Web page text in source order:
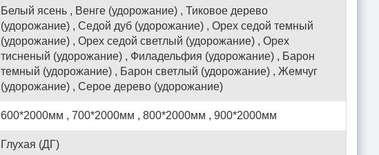
Белый ясень , Венге (удорожание) , Тиковое дерево
(удорожание) , Седой дуб (удорожание) , Орех седой темный
(удорожание) , Орех седой светлый (удорожание) , Орех
тисненый (удорожание) , Филадельфия (удорожание) , Барон
темный (удорожание) , Барон светлый (удорожание) , Жемчуг
(удорожание) , Серое дерево (удорожание)
600*2000мм , 700*2000мм , 800*2000мм , 900*2000мм
Глухая (ДГ)